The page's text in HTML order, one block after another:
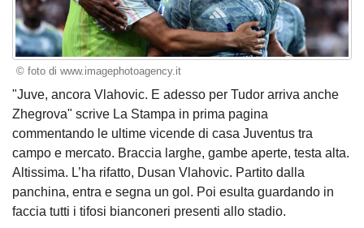
© foto di www.imagephotoagency.it
"Juve, ancora Vlahovic. E adesso per Tudor arriva anche
Zhegrova" scrive La Stampa in prima pagina
commentando le ultime vicende di casa Juventus tra
campo e mercato. Braccia larghe, gambe aperte, testa alta.
Altissima. L’ha rifatto, Dusan Vlahovic. Partito dalla
panchina, entra e segna un gol. Poi esulta guardando in
faccia tutti i tifosi bianconeri presenti allo stadio.